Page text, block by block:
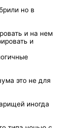
но в
и на нем
и
это не для
иногда